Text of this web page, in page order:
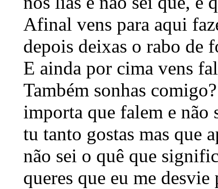
Afinal vens para aqui
depois deixas o rabo de
E ainda por cima vens
Também sonhas
importa que falem e não
tu tanto gostas mas que
não sei o quê que
queres que eu me desvie